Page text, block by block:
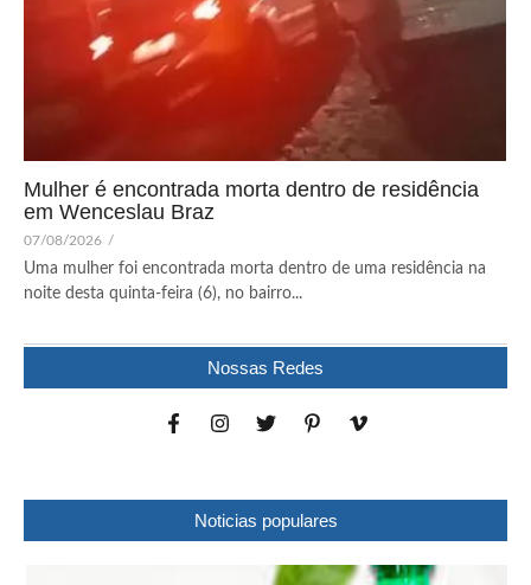
Mulher é encontrada morta dentro de residência
em Wenceslau Braz
07/08/2026 /
Uma mulher foi encontrada morta dentro de uma residência na
noite desta quinta-feira (6), no bairro...
Nossas Redes
Noticias populares